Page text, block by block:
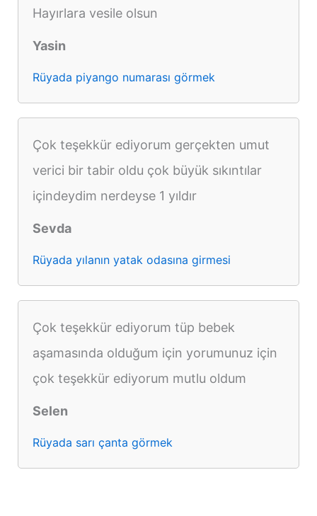
Hayırlara vesile olsun
Yasin
Rüyada piyango numarası görmek
Çok teşekkür ediyorum gerçekten umut
verici bir tabir oldu çok büyük sıkıntılar
içindeydim nerdeyse 1 yıldır
Sevda
Rüyada yılanın yatak odasına girmesi
Çok teşekkür ediyorum tüp bebek
aşamasında olduğum için yorumunuz için
çok teşekkür ediyorum mutlu oldum
Selen
Rüyada sarı çanta görmek